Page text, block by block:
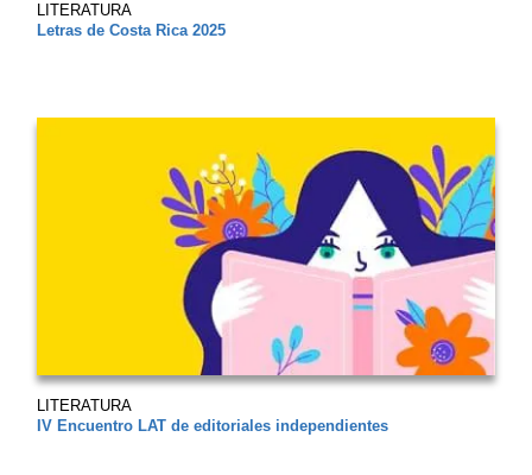
LITERATURA
Letras de Costa Rica 2025
LITERATURA
IV Encuentro LAT de editoriales independientes